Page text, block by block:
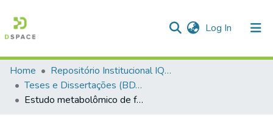
Log In (current)
Communities & Collections
All of DSpace
Home
Repositório Institucional IQSC
Teses e Dissertações (BDTD USP)
Estudo metabolômico de fungos do gênero Colletotrichum e de organismos marinhos produtores de tambjaminas